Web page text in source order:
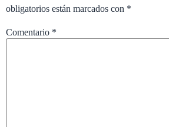
obligatorios están marcados con *
Comentario *